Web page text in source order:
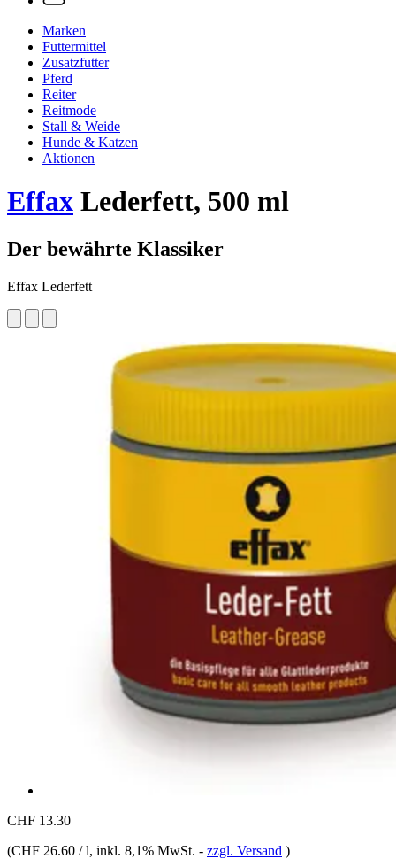
Marken
Futtermittel
Zusatzfutter
Pferd
Reiter
Reitmode
Stall & Weide
Hunde & Katzen
Aktionen
Effax Lederfett, 500 ml
Der bewährte Klassiker
Effax Lederfett
CHF 13.30
(CHF 26.60 / l, inkl. 8,1% MwSt. - zzgl. Versand )